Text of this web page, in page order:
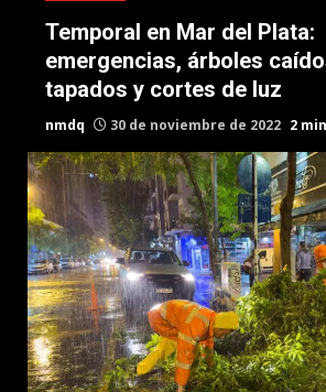
Temporal en Mar del Plata:
emergencias, árboles
tapados y cortes de luz
nmdq 30 de noviembre de 2022 2